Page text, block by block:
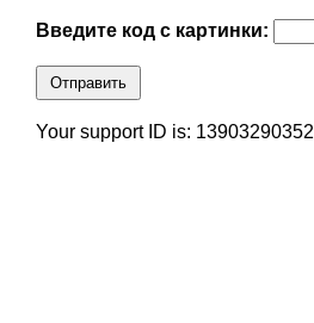
Введите код с картинки:
Отправить
Your support ID is: